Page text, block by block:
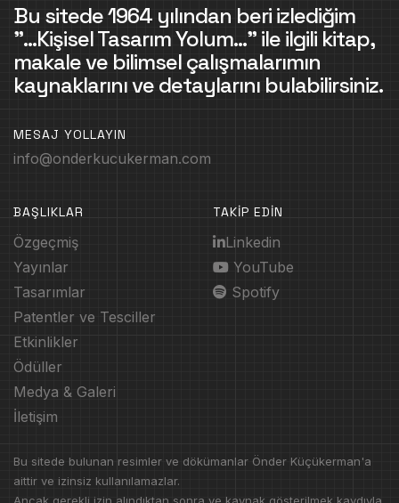
Bu sitede 1964 yılından beri izlediğim
"...Kişisel Tasarım Yolum..." ile ilgili kitap,
makale ve bilimsel çalışmalarımın
kaynaklarını ve detaylarını bulabilirsiniz.
MESAJ YOLLAYIN
info@onderkucukerman.com
BAŞLIKLAR
Özgeçmiş
Yayınlar
Tasarımlar
Patentler ve Tesciller
Etkinlikler
Ödüller
Medya & Galeri
İletişim
TAKİP EDİN
Linkedin
YouTube
Spotify
Bu sitede bulunan resimler ve dökümanlar Önder Küçükerman'a
aittir ve izinsiz kullanılamazlar.